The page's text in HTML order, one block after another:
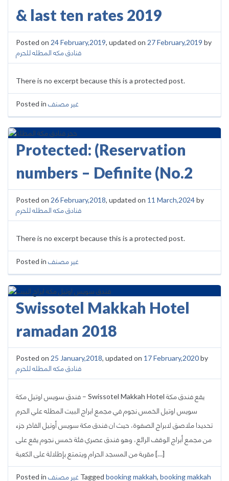
& last ten rates 2019
Posted on 24 February,2019, updated on 27 February,2019 by
فنادق مكه المطله للحرم
There is no excerpt because this is a protected post.
Posted in غير مصنف
Protected: (Reservation
numbers – Definite (No.2
Posted on 26 February,2018, updated on 11 March,2024by
فنادق مكه المطله للحرم
There is no excerpt because this is a protected post.
Posted in غير مصنف
Swissotel Makkah Hotel
ramadan 2018
Posted on 25 January,2018, updated on 17 February,2020by
فنادق مكه المطله للحرم
فندق سويس اوتيل مكة – Swissotel Makkah Hotel يقع فندق مكة
سويس اوتيل الخمس نجوم في مجمع ابراج البيت المطله علي الحرم
تحديدا ملاصق لابراج الصفوة، حيث ان فندق مكة سويس أوتيل الفاخر جزء
من مجمع أبراج الوقف الرائع، وهو فندق عصري فئة خمس نجوم يقع على
مقربة من المسجد الحرام ويتمتع بإطلالة على الكعبة […]
Posted in غير مصنف Tagged booking makkah, booking makkah